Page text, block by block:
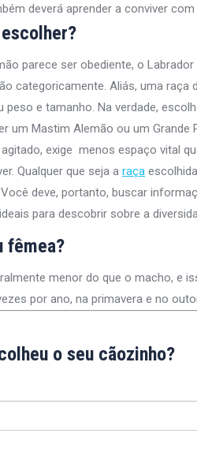
deverá aprender a conviver com
parece ser obediente, o
categoricamente. Aliás, uma raça
peso e tamanho. Na verdade,
um Mastim Alemão ou um
exige menos espaço vital
Qualquer que seja a raça
deve, portanto, buscar
para descobrir sobre a
fêmea?
menor do que o macho, e
por ano, na primavera e no
o seu cãozinho?